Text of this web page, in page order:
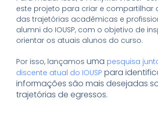
este projeto para criar e compartilhar
das trajetórias acadêmicas e
alumni do IOUSP, com o objetivo de
orientar os atuais alunos do curso.
Por isso, lançamosuma pesquisa
discente atual do IOUSP para
informações são mais desejadas
trajetórias de egressos.